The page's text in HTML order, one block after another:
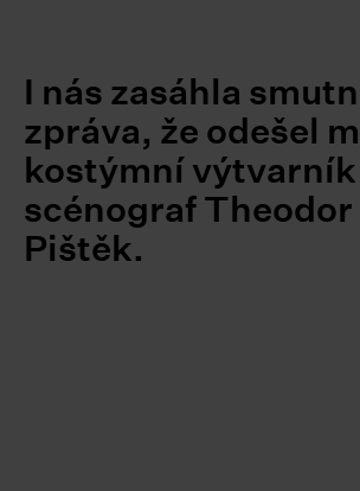
I nás zasáhla
zpráva, že odešel
kostýmní výtvarník
scénograf Theodor
Pištěk.